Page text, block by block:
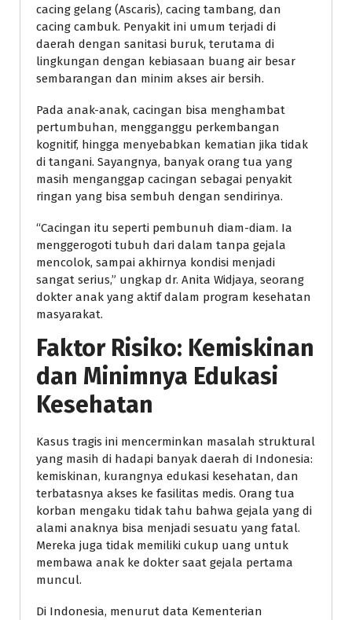
cacing gelang (Ascaris), cacing tambang, dan
cacing cambuk. Penyakit ini umum terjadi di
daerah dengan sanitasi buruk, terutama di
lingkungan dengan kebiasaan buang air besar
sembarangan dan minim akses air bersih.
Pada anak-anak, cacingan bisa menghambat
pertumbuhan, mengganggu perkembangan
kognitif, hingga menyebabkan kematian jika tidak
di tangani. Sayangnya, banyak orang tua yang
masih menganggap cacingan sebagai penyakit
ringan yang bisa sembuh dengan sendirinya.
“Cacingan itu seperti pembunuh diam-diam. Ia
menggerogoti tubuh dari dalam tanpa gejala
mencolok, sampai akhirnya kondisi menjadi
sangat serius,” ungkap dr. Anita Widjaya, seorang
dokter anak yang aktif dalam program kesehatan
masyarakat.
Faktor Risiko: Kemiskinan
dan Minimnya Edukasi
Kesehatan
Kasus tragis ini mencerminkan masalah struktural
yang masih di hadapi banyak daerah di Indonesia:
kemiskinan, kurangnya edukasi kesehatan, dan
terbatasnya akses ke fasilitas medis. Orang tua
korban mengaku tidak tahu bahwa gejala yang di
alami anaknya bisa menjadi sesuatu yang fatal.
Mereka juga tidak memiliki cukup uang untuk
membawa anak ke dokter saat gejala pertama
muncul.
Di Indonesia, menurut data Kementerian